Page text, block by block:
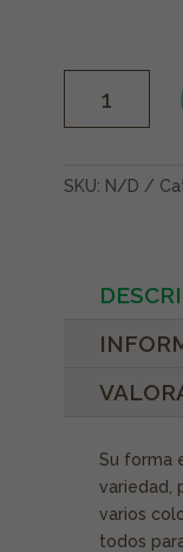
CALIFORNIA
SKU: N/D
Su forma
variedad,
varios
todos